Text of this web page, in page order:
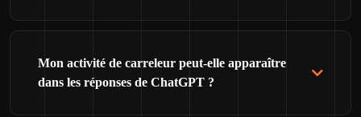
Mon activité de carreleur peut-elle apparaître
dans les réponses de ChatGPT ?